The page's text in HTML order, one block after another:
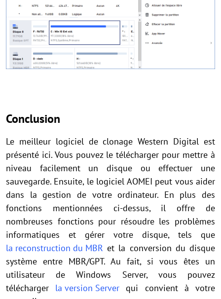
Conclusion
Le meilleur logiciel de clonage Western Digital est
présenté ici. Vous pouvez le télécharger pour mettre à
niveau facilement un disque ou effectuer une
sauvegarde. Ensuite, le logiciel AOMEI peut vous aider
dans la gestion de votre ordinateur. En plus des
fonctions mentionnées ci-dessus, il offre de
nombreuses fonctions pour résoudre les problèmes
informatiques et gérer votre disque, tels que
la reconstruction du MBR et la conversion du disque
système entre MBR/GPT. Au fait, si vous êtes un
utilisateur de Windows Server, vous pouvez
télécharger la version Server qui convient à votre